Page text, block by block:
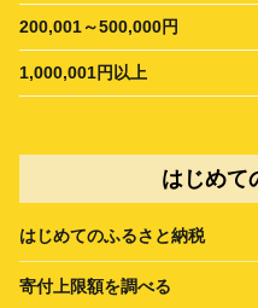
200,001～500,000円
1,000,001円以上
はじめて
はじめてのふるさと納税
寄付上限額を調べる